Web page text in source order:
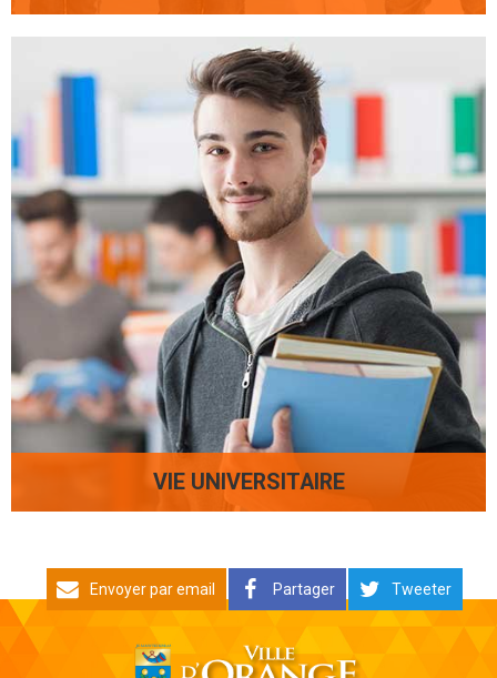
VIE UNIVERSITAIRE
Envoyer par email Partager Tweeter